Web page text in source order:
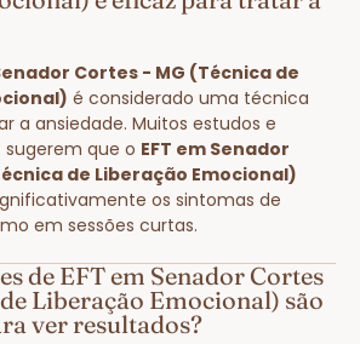
Cortes - MG (Técnica de
é considerado uma técnica
a ansiedade. Muitos estudos e
sugerem que o EFT em Senador
de Liberação Emocional)
os sintomas de
em sessões curtas.
de EFT em Senador Cortes
Liberação Emocional) são
ver resultados?